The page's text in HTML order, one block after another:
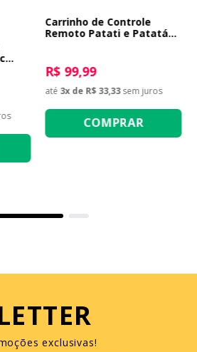
Carrinho de Controle
Remoto Patati e Patatá
R$ 99,99
até 3x de R$ 33,33 sem juros
COMPRAR
exclusivas!